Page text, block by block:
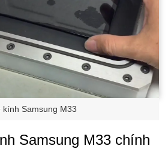
kính Samsung M33
Samsung M33 chính